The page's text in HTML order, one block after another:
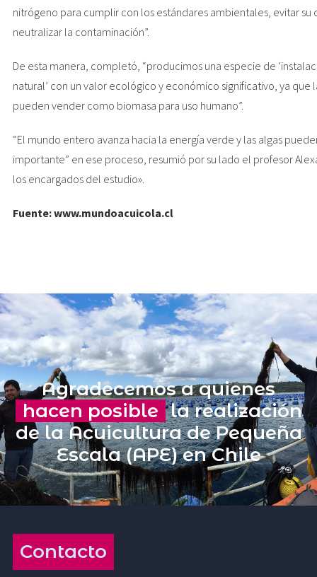
nitrógeno para cumplir con los estándares ambientales, evitar su
neutralizar la contaminación”.
De esta manera, completó, “producimos una especie de
natural’ con un valor ecológico y económico significativo, ya que
pueden vender como biomasa para uso humano”.
“El mundo entero avanza hacia la energía verde y las algas
importante” en ese proceso, resumió por su lado el profesor
los encargados del estudio».
Fuente: www.mundoacuicola.cl
Agradecemos a quienes
hacen posible la realización
de la Acuicultura de Pequeña
Escala (APE) en Chile
Contacto